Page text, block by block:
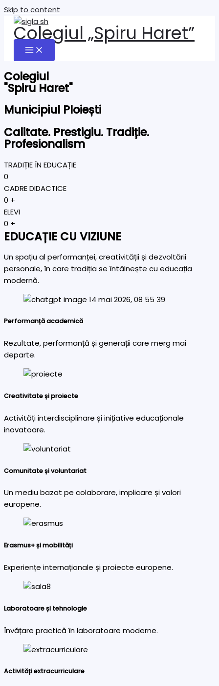
Skip to content
Colegiul „Spiru Haret”
Colegiul
"Spiru Haret"
Municipiul Ploiești
Calitate. Prestigiu. Tradiție.
Profesionalism
TRADIȚIE ÎN EDUCAȚIE
0
CADRE DIDACTICE
0 +
ELEVI
0 +
EDUCAȚIE CU VIZIUNE
Un spațiu al performanței, creativității și dezvoltării
personale, în care tradiția se întâlnește cu educația
modernă.
Performanță academică
Rezultate, performanță și generații care merg mai
departe.
Creativitate și proiecte
Activități interdisciplinare și inițiative educaționale
inovatoare.
Comunitate și voluntariat
Un mediu bazat pe colaborare, implicare și valori
europene.
Erasmus+ și mobilități
Experiențe internaționale și proiecte europene.
Laboratoare și tehnologie
Învățare practică în laboratoare moderne.
Activități extracurriculare